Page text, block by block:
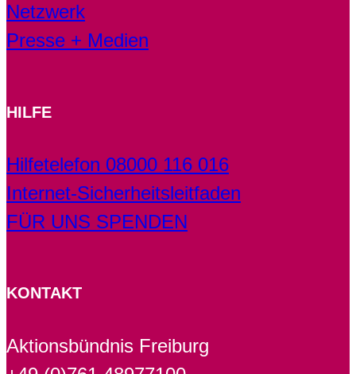
Netzwerk
Presse + Medien
HILFE
Hilfetelefon 08000 116 016
Internet-Sicherheitsleitfaden
FÜR UNS SPENDEN
KONTAKT
Aktionsbündnis Freiburg